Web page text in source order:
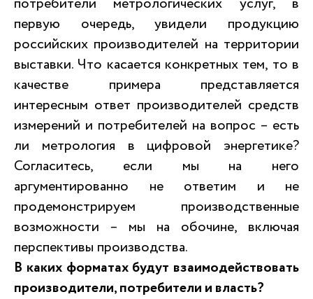
первую очередь, увидели продукцию
российских производителей на территории
выставки. Что касается конкретных тем, то в
качестве примера представляется
интересным ответ производителей средств
измерений и потребителей на вопрос – есть
ли метрология в цифровой энергетике?
Согласитесь, если мы на него
аргументированно не ответим и не
продемонстрируем производственные
возможности – мы на обочине, включая
перспективы производства.
В каких форматах будут взаимодействовать
производители, потребители и власть?